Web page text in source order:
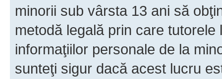
minorii sub vârsta 13 ani să
metodă legală prin care
informaţiilor personale de la
sunteţi sigur dacă acest lucru